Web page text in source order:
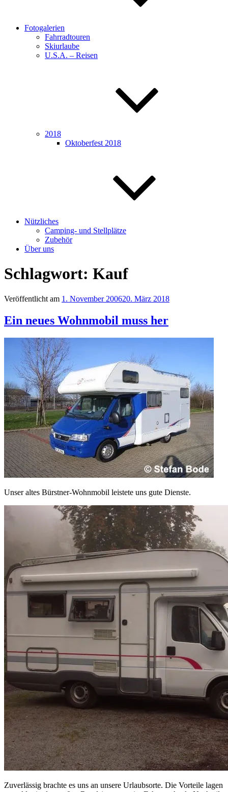
Fotogalerien
Fahrradtouren
Skiurlaube
U.S.A. – Reisen
2018
Oktoberfest 2018
Nützliches
Camping- und Stellplätze
Zubehör
Über uns
Schlagwort: Kauf
Veröffentlicht am 1. November 200620. März 2018
Ein neues Wohnmobil muss her
Unser altes Bürstner-Wohnmobil leistete uns gute Dienste.
Zuverlässig brachte es uns an unsere Urlaubsorte. Die Vorteile lagen